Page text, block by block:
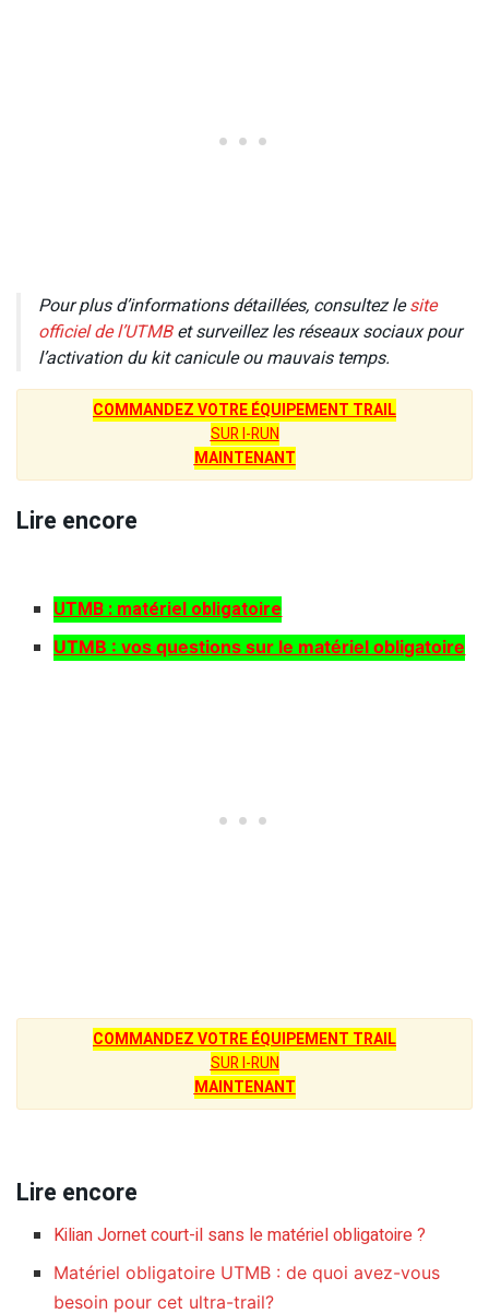
Pour plus d’informations détaillées, consultez lesite
officiel de l’UTMBet surveillez les réseaux sociaux pour
l’activation du kit canicule ou mauvais temps.
COMMANDEZ VOTRE ÉQUIPEMENT TRAIL
SUR I-RUN
MAINTENANT
Lire encore
UTMB : matériel obligatoire
UTMB : vos questions sur le matériel obligatoire
COMMANDEZ VOTRE ÉQUIPEMENT TRAIL
SUR I-RUN
MAINTENANT
Lire encore
Kilian Jornet court-il sans le matériel obligatoire ?
Matériel obligatoire UTMB : de quoi avez-vous
besoin pour cet ultra-trail?